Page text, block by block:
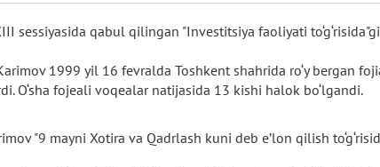
sessiyasida qabul qilingan "Investitsiya faoliyati
1999 yil 16 fevralda Toshkent shahrida ro‘y bergan
O‘sha fojeali voqealar natijasida 13 kishi halok bo‘lgandi.
"9 mayni Xotira va Qadrlash kuni deb e’lon qilish